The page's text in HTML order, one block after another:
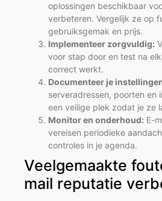
oplossingen beschikbaar
verbeteren. Vergelijk ze op
gebruiksgemak en prijs.
Implementeer zorgvuldig:
voor stap door en test na
correct werkt.
Documenteer je
serveradressen, poorten en
een veilige plek zodat je ze
Monitor en onderhoud: E-
vereisen periodieke
controles in je agenda.
Veelgemaakte
mail reputatie